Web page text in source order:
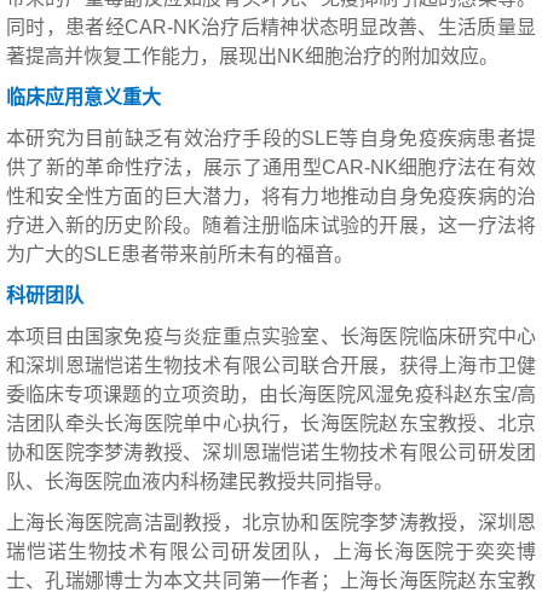
同时，患者经CAR-NK治疗后精神状态明显改善、生活质量显
著提高并恢复工作能力，展现出NK细胞治疗的附加效应。
临床应用意义重大
本研究为目前缺乏有效治疗手段的SLE等自身免疫疾病患者提
供了新的革命性疗法，展示了通用型CAR-NK细胞疗法在有效
性和安全性方面的巨大潜力，将有力地推动自身免疫疾病的治
疗进入新的历史阶段。随着注册临床试验的开展，这一疗法将
为广大的SLE患者带来前所未有的福音。
科研团队
本项目由国家免疫与炎症重点实验室、长海医院临床研究中心
和深圳恩瑞恺诺生物技术有限公司联合开展，获得上海市卫健
委临床专项课题的立项资助，由长海医院风湿免疫科赵东宝/高
洁团队牵头长海医院单中心执行，长海医院赵东宝教授、北京
协和医院李梦涛教授、深圳恩瑞恺诺生物技术有限公司研发团
队、长海医院血液内科杨建民教授共同指导。
上海长海医院高洁副教授，北京协和医院李梦涛教授，深圳恩
瑞恺诺生物技术有限公司研发团队，上海长海医院于奕奕博
士、孔瑞娜博士为本文共同第一作者；上海长海医院赵东宝教